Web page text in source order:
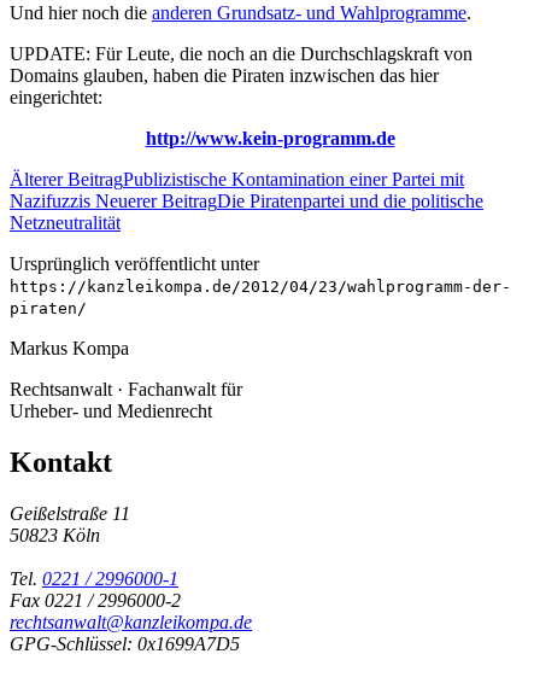
Und hier noch die anderen Grundsatz- und Wahlprogramme.
UPDATE: Für Leute, die noch an die Durchschlagskraft von
Domains glauben, haben die Piraten inzwischen das hier
eingerichtet:
http://www.kein-programm.de
Älterer BeitragPublizistische Kontamination einer Partei mit
Nazifuzzis Neuerer BeitragDie Piratenpartei und die politische
Netzneutralität
Ursprünglich veröffentlicht unter
https://kanzleikompa.de/2012/04/23/wahlprogramm-der-
piraten/
Markus Kompa
Rechtsanwalt · Fachanwalt für
Urheber- und Medienrecht
Kontakt
Geißelstraße 11
50823 Köln
Tel. 0221 / 2996000-1
Fax 0221 / 2996000-2
rechtsanwalt@kanzleikompa.de
GPG-Schlüssel: 0x1699A7D5